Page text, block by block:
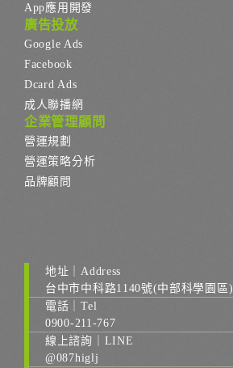
App應用開發
廣告投放
Google Ads
Facebook
Dcard Ads
成人聯播網
企業管理顧問
營運規劃
營運策略分析
品牌顧問
地址｜Address
台中市中科路1140號(中部科學園區)
電話｜Tel
0900-211-767
線上諮詢｜LINE
@087higlj